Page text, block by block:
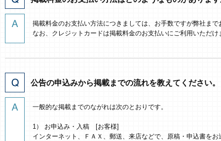
掲載料金のお支払い方法につきましては、お手数ですが弊社ま
なお、クレジットカードは掲載料金のお支払いにご利用いただけ
公告の申込みから掲載までの流れを教えてください。
一般的な掲載までのながれは次のとおりです。
1） お申込み・入稿 [お客様]
インターネット、ＦＡＸ、郵送、来店などで、原稿・申込書をお